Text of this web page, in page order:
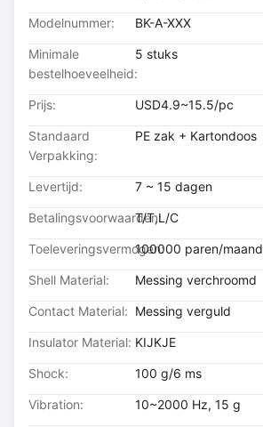
Modelnummer: BK-A-XXX
Minimale
bestelhoeveelheid:
5 stuks
Prijs: USD4.9~15.5/pc
Standaard
Verpakking:
PE zak + Kartondoos
Levertijd: 7 ~ 15 dagen
Betalingsvoorwaarden:
T/T,L/C
Toeleveringsvermogen:100000 paren/maand
Shell Material: Messing verchroomd
Contact Material: Messing verguld
Insulator Material: KIJKJE
Shock: 100 g/6 ms
Vibration: 10~2000 Hz, 15 g